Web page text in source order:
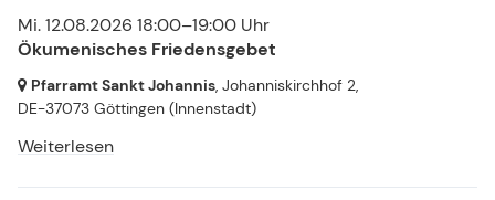
Mi. 12.08.2026 18:00–19:00 Uhr
Ökumenisches Friedensgebet
Pfarramt Sankt Johannis, Johanniskirchhof 2,
DE-37073 Göttingen (Innenstadt)
Weiterlesen